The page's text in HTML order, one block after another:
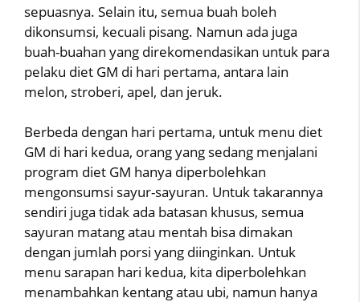
sepuasnya. Selain itu, semua buah boleh
dikonsumsi, kecuali pisang. Namun ada juga
buah-buahan yang direkomendasikan untuk para
pelaku diet GM di hari pertama, antara lain
melon, stroberi, apel, dan jeruk.
Berbeda dengan hari pertama, untuk menu diet
GM di hari kedua, orang yang sedang menjalani
program diet GM hanya diperbolehkan
mengonsumsi sayur-sayuran. Untuk takarannya
sendiri juga tidak ada batasan khusus, semua
sayuran matang atau mentah bisa dimakan
dengan jumlah porsi yang diinginkan. Untuk
menu sarapan hari kedua, kita diperbolehkan
menambahkan kentang atau ubi, namun hanya